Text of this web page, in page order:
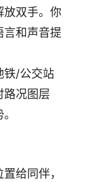
放双手。你
言和声音提
铁/公交站
路况图层
给同伴，